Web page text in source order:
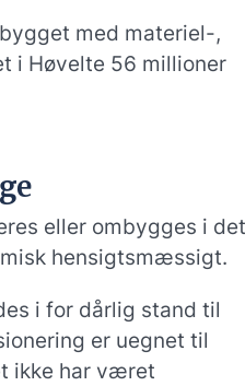
med materiel-,
i Høvelte 56 millioner
eller ombygges i det
hensigtsmæssigt.
i for dårlig stand til
er uegnet til
ikke har været